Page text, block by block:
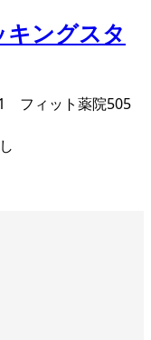
フィット薬院505